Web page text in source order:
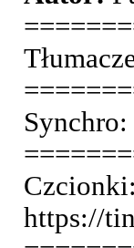
https://